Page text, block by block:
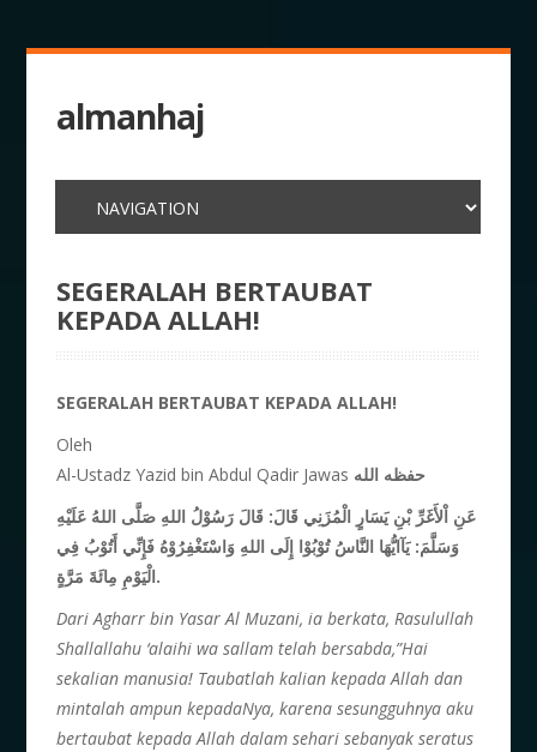
almanhaj
SEGERALAH BERTAUBAT
KEPADA ALLAH!
SEGERALAH BERTAUBAT KEPADA ALLAH!
Oleh
Al-Ustadz Yazid bin Abdul Qadir Jawas حفظه الله
عَنِ اْلأَغَرِّ بْنِ يَسَارٍ الْمُزَنِي قَالَ: قَالَ رَسُوْلُ اللهِ صَلَّى اللهُ عَلَيْهِ
وَسَلَّمَ: يَآايُّهَا النَّاسُ تُوْبُوْا إِلَى اللهِ وَاسْتَغْفِرُوْهُ فَإِنِّي أَتُوْبُ فِي
الْيَوْمِ مِائَةَ مَرَّةٍ.
Dari Agharr bin Yasar Al Muzani, ia berkata, Rasulullah
Shallallahu ‘alaihi wa sallam telah bersabda,”Hai
sekalian manusia! Taubatlah kalian kepada Allah dan
mintalah ampun kepadaNya, karena sesungguhnya aku
bertaubat kepada Allah dalam sehari sebanyak seratus